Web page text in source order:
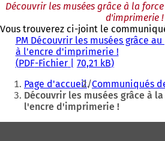
Découvrir les musées grâce à la
d'imprimerie !
Vous trouverez ci-joint le
PM Découvrir les musées grâce
à l'encre d'imprimerie !
PDF-Fichier 70,21 kB
Vous
êtes
:
Page d'accueil Communiqués
Découvrir les musées grâce à
l'encre d'imprimerie !